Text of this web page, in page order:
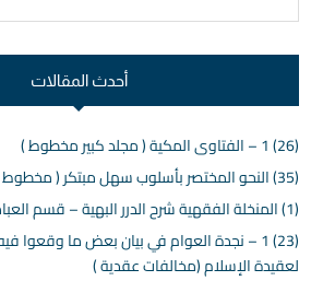
أحدث المقالات
(26) 1 – الفتاوى المكية ( مجلد كبير مخطوط )
(35) النحو المختصر بأسلوب سهل مبتكر ( مخطوط )
(1) المنخلة الفقهية شرح الدرر البهية – قسم العبادات ( عشرة مجلدات )
(23) 1 – نجدة العوام في بيان بعض ما وقعوا
لعقيدة الإسلام (مخالفات عقدية )